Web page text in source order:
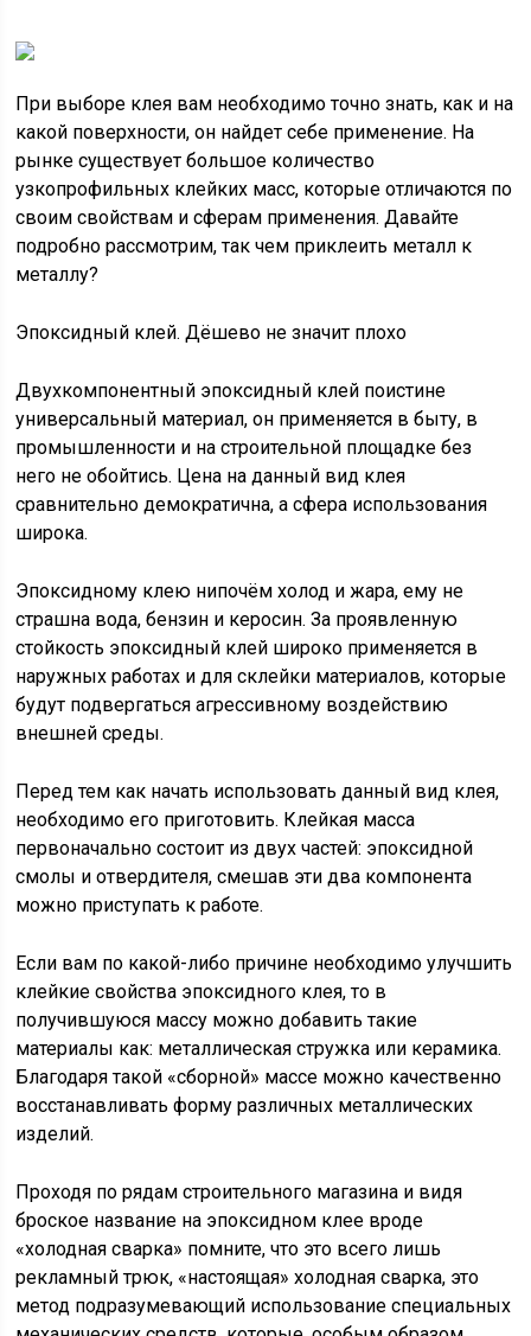
При выборе клея вам необходимо точно знать, как и на
какой поверхности, он найдет себе применение. На
рынке существует большое количество
узкопрофильных клейких масс, которые отличаются по
своим свойствам и сферам применения. Давайте
подробно рассмотрим, так чем приклеить металл к
металлу?
Эпоксидный клей. Дёшево не значит плохо
Двухкомпонентный эпоксидный клей поистине
универсальный материал, он применяется в быту, в
промышленности и на строительной площадке без
него не обойтись. Цена на данный вид клея
сравнительно демократична, а сфера использования
широка.
Эпоксидному клею нипочём холод и жара, ему не
страшна вода, бензин и керосин. За проявленную
стойкость эпоксидный клей широко применяется в
наружных работах и для склейки материалов, которые
будут подвергаться агрессивному воздействию
внешней среды.
Перед тем как начать использовать данный вид клея,
необходимо его приготовить. Клейкая масса
первоначально состоит из двух частей: эпоксидной
смолы и отвердителя, смешав эти два компонента
можно приступать к работе.
Если вам по какой-либо причине необходимо улучшить
клейкие свойства эпоксидного клея, то в
получившуюся массу можно добавить такие
материалы как: металлическая стружка или керамика.
Благодаря такой «сборной» массе можно качественно
восстанавливать форму различных металлических
изделий.
Проходя по рядам строительного магазина и видя
броское название на эпоксидном клее вроде
«холодная сварка» помните, что это всего лишь
рекламный трюк, «настоящая» холодная сварка, это
метод подразумевающий использование специальных